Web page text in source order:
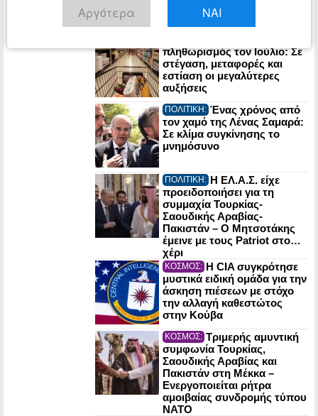
πληθωρισμός τον Ιούλιο: Σε
στέγαση, μεταφορές και
εστίαση οι μεγαλύτερες
αυξήσεις
ΠΟΛΙΤΙΚΗ: Ένας χρόνος από
τον χαμό της Λένας Σαμαρά:
Σε κλίμα συγκίνησης το
μνημόσυνο
ΠΟΛΙΤΙΚΗ: Η ΕΛ.Α.Σ. είχε
προειδοποιήσει για τη
συμμαχία Τουρκίας-
Σαουδικής Αραβίας-
Πακιστάν – Ο Μητσοτάκης
έμεινε με τους Patriot στο…
χέρι
ΚΟΣΜΟΣ: Η CIA συγκρότησε
μυστικά ειδική ομάδα για την
άσκηση πιέσεων με στόχο
την αλλαγή καθεστώτος
στην Κούβα
ΚΟΣΜΟΣ: Τριμερής αμυντική
συμφωνία Τουρκίας,
Σαουδικής Αραβίας και
Πακιστάν στη Μέκκα –
Ενεργοποιείται ρήτρα
αμοιβαίας συνδρομής τύπου
NATO
Αργότερα ΝΑΙ